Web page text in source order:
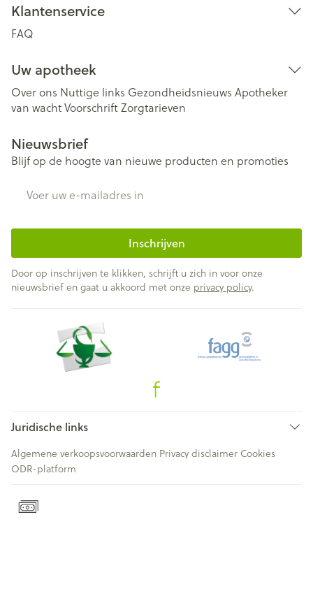
Klantenservice
FAQ
Uw apotheek
Over ons Nuttige links Gezondheidsnieuws Apotheker
van wachtVoorschriftZorgtarieven
Nieuwsbrief
Blijf op de hoogte van nieuwe producten en promoties
Inschrijven
Door op inschrijven te klikken, schrijft u zich in voor onze
nieuwsbrief en gaat u akkoord met onze privacy policy.
Juridische links
Algemene verkoopsvoorwaarden Privacy disclaimer Cookies
ODR-platform